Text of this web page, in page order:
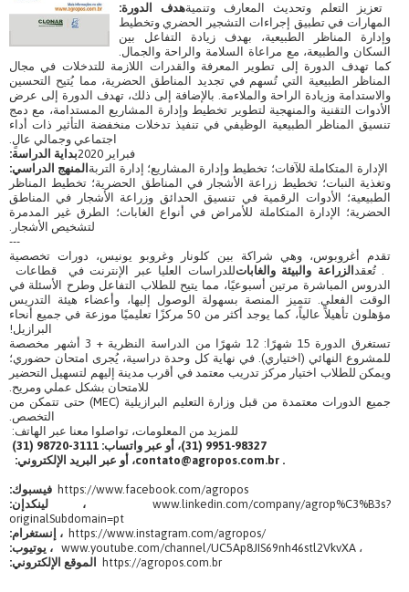
هدف الدورة:تعزيز التعلم وتحديث المعارف وتنمية
المهارات في تطبيق إجراءات التشجير الحضري وتخطيط
وإدارة المناظر الطبيعية، بهدف زيادة التفاعل بين
السكان والطبيعة، مع مراعاة السلامة والراحة والجمال.
كما تهدف الدورة إلى تطوير المعرفة والقدرات اللازمة للتدخلات في مجال
المناظر الطبيعية التي تُسهم في تجديد المناطق الحضرية، مما يُتيح التحسين
والاستدامة وزيادة الراحة والملاءمة. بالإضافة إلى ذلك، تهدف الدورة إلى عرض
الأدوات التقنية والمنهجية لتطوير تخطيط وإدارة المشاريع المستدامة، مع دمج
تنسيق المناظر الطبيعية الوظيفي في تنفيذ تدخلات منخفضة التأثير ذات أداء
اجتماعي وجمالي عالٍ.
بداية الدراسة:
فبراير 2020
المنهج الدراسي: الإدارة المتكاملة للآفات؛ تخطيط وإدارة المشاريع؛ إدارة التربة
وتغذية النبات؛ تخطيط زراعة الأشجار في المناطق الحضرية؛ تخطيط المناظر
الطبيعية؛ الأدوات الرقمية في تنسيق الحدائق وزراعة الأشجار في المناطق
الحضرية؛ الإدارة المتكاملة للأمراض في أنواع الغابات؛ الطرق غير المدمرة
لتشخيص الأشجار.
---
تقدم أغروبوس، وهي شراكة بين كلونار وغروبو يونيس، دورات تخصصية
للدراسات العليا عبر الإنترنت في قطاعاتالزراعة والبيئة والغابات . تُعقد
الدروس المباشرة مرتين أسبوعيًا، مما يتيح للطلاب التفاعل وطرح الأسئلة في
الوقت الفعلي. تتميز المنصة بسهولة الوصول إليها، وأعضاء هيئة التدريس
مؤهلون تأهيلاً عالياً، كما يوجد أكثر من 50 مركزًا تعليميًا موزعة في جميع أنحاء
البرازيل!
تستغرق الدورة 15 شهرًا: 12 شهرًا من الدراسة النظرية + 3 أشهر مخصصة
للمشروع النهائي (اختياري). في نهاية كل وحدة دراسية، يُجرى امتحان حضوري؛
ويمكن للطلاب اختيار مركز تدريب معتمد في أقرب مدينة إليهم لتسهيل التحضير
للامتحان بشكل عملي ومريح.
جميع الدورات معتمدة من قبل وزارة التعليم البرازيلية (MEC) حتى تتمكن من
التخصص.
للمزيد من المعلومات، تواصلوا معنا عبر الهاتف:
9951-98327 (31)، أو عبر واتساب: 3111-98720 (31)
، أو عبر البريد الإلكتروني:contato@agropos.com.br .
فيسبوك: https://www.facebook.com/agropos
، لينكدإن:www.linkedin.com/company/agrop%C3%B3s?
originalSubdomain=pt
، إنستغرام: https://www.instagram.com/agropos/
، يوتيوب: www.youtube.com/channel/UC5Ap8JIS69nh46stl2VkvXA ،
الموقع الإلكتروني:
https://agropos.com.br